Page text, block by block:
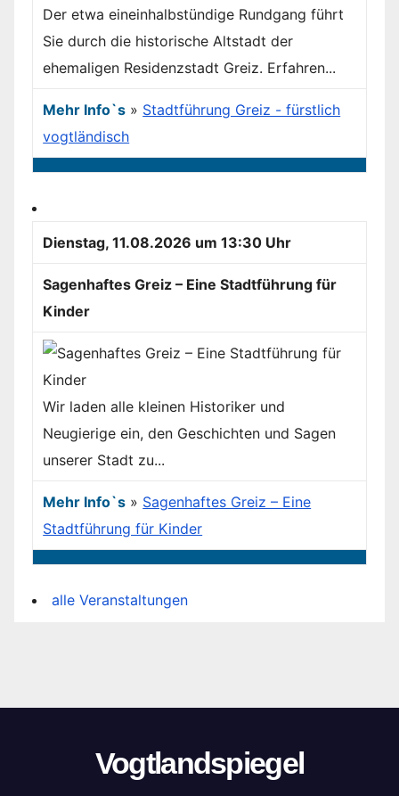
Der etwa eineinhalbstündige Rundgang führt
Sie durch die historische Altstadt der
ehemaligen Residenzstadt Greiz. Erfahren...
Mehr Info`s » Stadtführung Greiz - fürstlich
vogtländisch
Dienstag, 11.08.2026 um 13:30 Uhr
Sagenhaftes Greiz – Eine Stadtführung für
Kinder
Wir laden alle kleinen Historiker und
Neugierige ein, den Geschichten und Sagen
unserer Stadt zu...
Mehr Info`s » Sagenhaftes Greiz – Eine
Stadtführung für Kinder
alle Veranstaltungen
Vogtlandspiegel